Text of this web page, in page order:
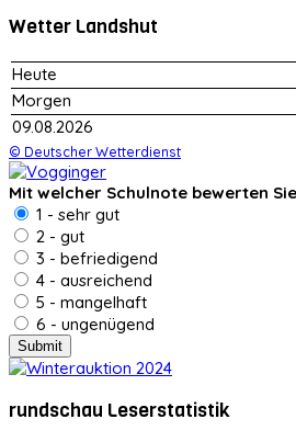
Wetter Landshut
Heute
Morgen
09.08.2026
© Deutscher Wetterdienst
Mit welcher Schulnote bewerten
1 - sehr gut
2 - gut
3 - befriedigend
4 - ausreichend
5 - mangelhaft
6 - ungenügend
rundschau Leserstatistik